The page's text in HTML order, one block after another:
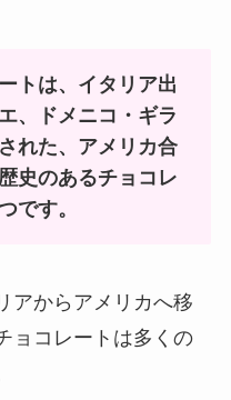
トは、イタリア出
、ドメニコ・ギラ
れた、アメリカ合
史のあるチョコレ
です。
アからアメリカへ移
ョコレートは多くの